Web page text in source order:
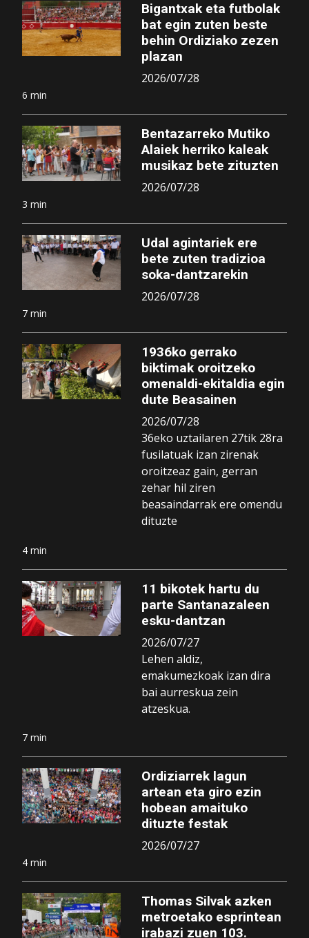
Bigantxak eta futbolak
bat egin zuten beste
behin Ordiziako zezen
plazan
2026/07/28
6 min
Bentazarreko Mutiko
Alaiek herriko kaleak
musikaz bete zituzten
2026/07/28
3 min
Udal agintariek ere
bete zuten tradizioa
soka-dantzarekin
2026/07/28
7 min
1936ko gerrako
biktimak oroitzeko
omenaldi-ekitaldia egin
dute Beasainen
2026/07/28
36eko uztailaren 27tik 28ra
fusilatuak izan zirenak
oroitzeaz gain, gerran
zehar hil ziren
beasaindarrak ere omendu
dituzte
4 min
11 bikotek hartu du
parte Santanazaleen
esku-dantzan
2026/07/27
Lehen aldiz,
emakumezkoak izan dira
bai aurreskua zein
atzeskua.
7 min
Ordiziarrek lagun
artean eta giro ezin
hobean amaituko
dituzte festak
2026/07/27
4 min
Thomas Silvak azken
metroetako esprintean
irabazi zuen 103.